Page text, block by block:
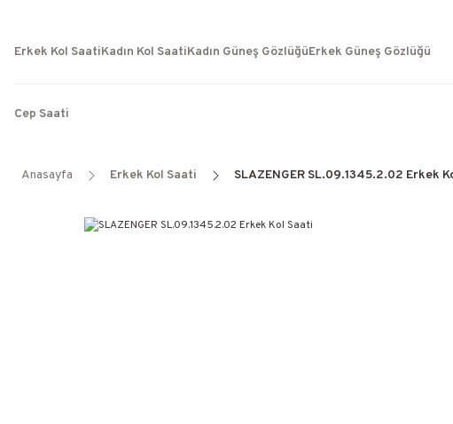
Erkek Kol SaatiKadın Kol SaatiKadın Güneş GözlüğüErkek Güneş Gözlüğü
Cep Saati
Anasayfa Erkek Kol Saati SLAZENGER SL.09.1345.2.02 Erkek